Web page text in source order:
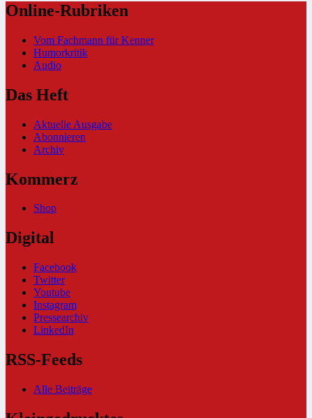
Online-Rubriken
Vom Fachmann für Kenner
Humorkritik
Audio
Das Heft
Aktuelle Ausgabe
Abonnieren
Archiv
Kommerz
Shop
Digital
Facebook
Twitter
Youtube
Instagram
Pressearchiv
LinkedIn
RSS-Feeds
Alle Beiträge